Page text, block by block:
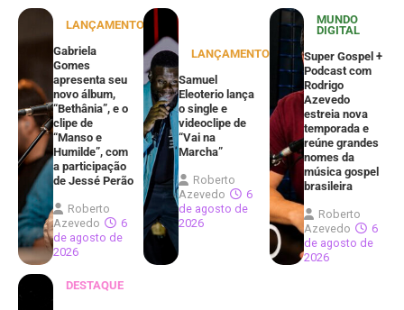
LANÇAMENTOS
Gabriela
Gomes
apresenta seu
novo álbum,
“Bethânia”, e o
clipe de
“Manso e
Humilde”, com
a participação
de Jessé Perão
Roberto
Azevedo
6
de agosto de
2026
LANÇAMENTOS
Samuel
Eleoterio lança
o single e
videoclipe de
“Vai na
Marcha”
Roberto
Azevedo
6
de agosto de
2026
MUNDO
DIGITAL
Super Gospel +
Podcast com
Rodrigo
Azevedo
estreia nova
temporada e
reúne grandes
nomes da
música gospel
brasileira
Roberto
Azevedo
6
de agosto de
2026
DESTAQUE